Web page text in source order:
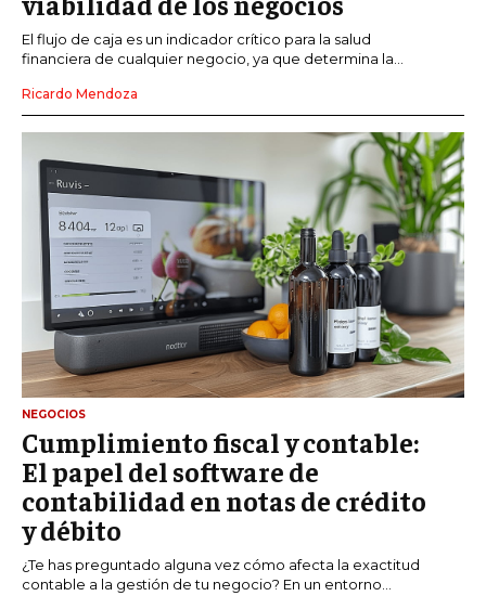
El flujo de caja es un indicador crítico para la salud
financiera de cualquier negocio, ya que determina la...
Ricardo Mendoza
NEGOCIOS
Cumplimiento fiscal y contable:
El papel del software de
contabilidad en notas de crédito
y débito
¿Te has preguntado alguna vez cómo afecta la exactitud
contable a la gestión de tu negocio? En un entorno...